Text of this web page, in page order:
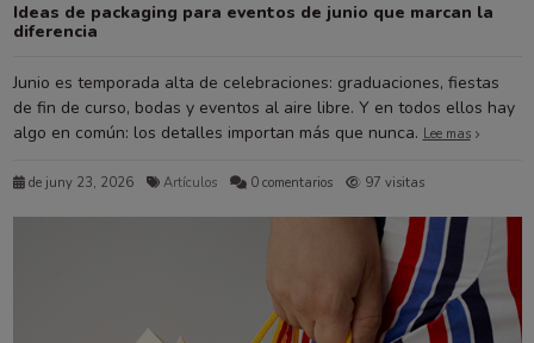
Ideas de packaging para eventos de junio que marcan la
diferencia
Junio es temporada alta de celebraciones: graduaciones, fiestas
de fin de curso, bodas y eventos al aire libre. Y en todos ellos hay
algo en común: los detalles importan más que nunca. Lee mas
de juny 23, 2026 Artículos 0 comentarios 97 visitas